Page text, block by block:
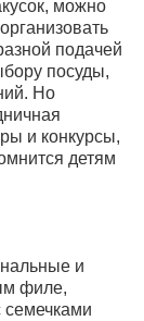
можно
подачей
посуды,
Но
и конкурсы,
детям
и
филе,
семечками